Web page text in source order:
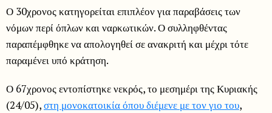
Ο 30χρονος κατηγορείται επιπλέον για παραβάσεις των
νόμων περί όπλων και ναρκωτικών. Ο συλληφθέντας
παραπέμφθηκε να απολογηθεί σε ανακριτή και μέχρι τότε
παραμένει υπό κράτηση.
Ο 67χρονος εντοπίστηκε νεκρός, το μεσημέρι της Κυριακής
(24/05),στη μονοκατοικία όπου διέμενε με τον γιο του,